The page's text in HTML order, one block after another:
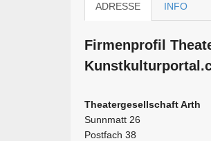
ADRESSE INFO
Firmen­profil
Theatergesellschaft Arth
Sunnmatt 26
Postfach 38